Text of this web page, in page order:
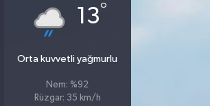
13°
Orta kuvvetli yağmurlu
Nem: %92
Rüzgar: 35 km/h